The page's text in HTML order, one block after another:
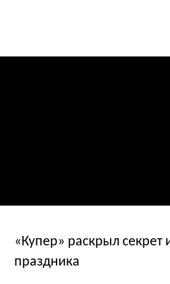
«Купер» раскрыл секрет
праздника